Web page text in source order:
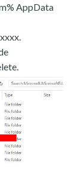
AppData